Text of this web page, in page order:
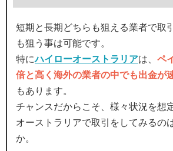
短期と長期どちらも狙える業者で取
も狙う事は可能です。
特にハイローオーストラリアは、 ペ
倍と高く海外の業者の中でも出金が
もあります。
チャンスだからこそ、様々状況を想
オーストラリアで取引をしてみるの
か。